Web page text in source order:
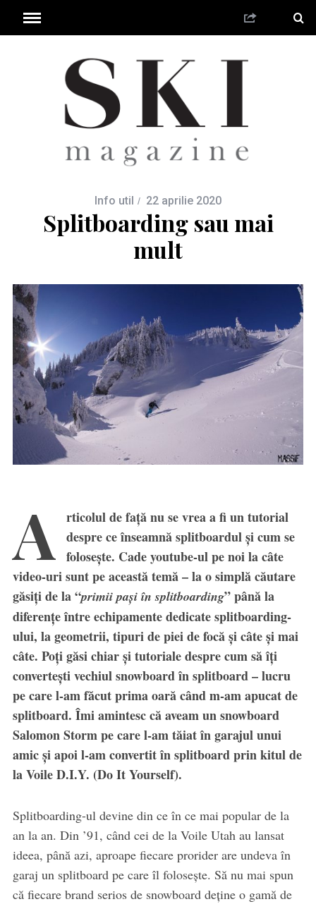
Info util 22 aprilie 2020
Splitboarding sau mai
mult
A
rticolul de față nu se vrea a fi un tutorial
despre ce înseamnă splitboardul și cum se
folosește. Cade youtube-ul pe noi la câte
video-uri sunt pe această temă – la o simplă căutare
găsiți de la “primii pași în splitboarding” până la
diferențe între echipamente dedicate splitboarding-
ului, la geometrii, tipuri de piei de focă și câte și mai
câte. Poți găsi chiar și tutoriale despre cum să îți
convertești vechiul snowboard în splitboard – lucru
pe care l-am făcut prima oară când m-am apucat de
splitboard. Îmi amintesc că aveam un snowboard
Salomon Storm pe care l-am tăiat în garajul unui
amic și apoi l-am convertit în splitboard prin kitul de
la Voile D.I.Y. (Do It Yourself).
Splitboarding-ul devine din ce în ce mai popular de la
an la an. Din ’91, când cei de la Voile Utah au lansat
ideea, până azi, aproape fiecare prorider are undeva în
garaj un splitboard pe care îl folosește. Să nu mai spun
că fiecare brand serios de snowboard deține o gamă de